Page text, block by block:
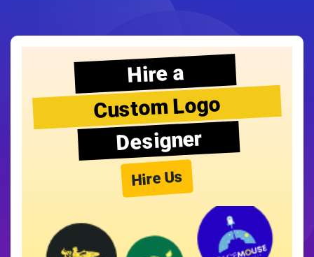
Hire a
Custom Logo
Designer
Hire Us